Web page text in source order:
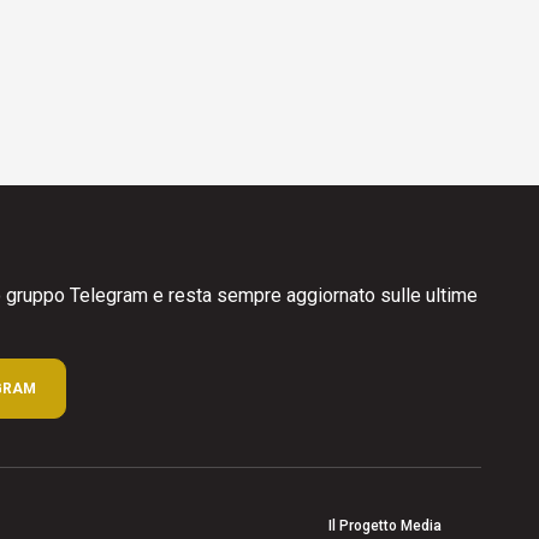
Telegram e resta sempre aggiornato sulle ultime
Il Progetto Media